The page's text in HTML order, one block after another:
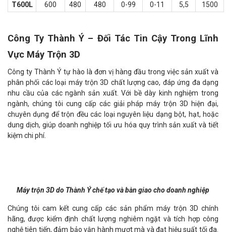
T600L
600 480 480 0-99 0-11 5,5 1500
Công Ty Thành Ý – Đối Tác Tin Cậy Trong Lĩnh
Vực Máy Trộn 3D
Công ty Thành Ý tự hào là đơn vị hàng đầu trong việc sản xuất và
phân phối các loại máy trộn 3D chất lượng cao, đáp ứng đa dạng
nhu cầu của các ngành sản xuất. Với bề dày kinh nghiệm trong
ngành, chúng tôi cung cấp các giải pháp máy trộn 3D hiện đại,
chuyên dụng để trộn đều các loại nguyên liệu dạng bột, hạt, hoặc
dung dịch, giúp doanh nghiệp tối ưu hóa quy trình sản xuất và tiết
kiệm chi phí.
Máy trộn 3D do Thành Ý chế tạo và bàn giao cho doanh nghiệp
Chúng tôi cam kết cung cấp các sản phẩm máy trộn 3D chính
hãng, được kiểm định chất lượng nghiêm ngặt và tích hợp công
nghệ tiên tiến, đảm bảo vận hành mượt mà và đạt hiệu suất tối đa.